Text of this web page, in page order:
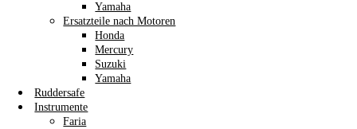
Yamaha
Ersatzteile nach Motoren
Honda
Mercury
Suzuki
Yamaha
Ruddersafe
Instrumente
Faria